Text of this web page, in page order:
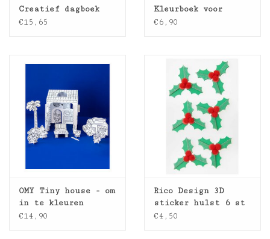
Creatief dagboek
€15,65
Kleurboek voor
meisjes
€6,90
OMY Tiny house - om
in te kleuren
€14,90
Rico Design 3D
sticker hulst 6 st
€4,50